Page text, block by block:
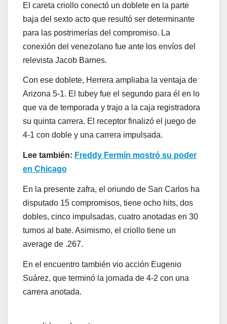
El careta criollo conectó un doblete en la parte
baja del sexto acto que resultó ser determinante
para las postrimerías del compromiso. La
conexión del venezolano fue ante los envíos del
relevista Jacob Barnes.
Con ese doblete, Herrera ampliaba la ventaja de
Arizona 5-1. El tubey fue el segundo para él en lo
que va de temporada y trajo a la caja registradora
su quinta carrera. El receptor finalizó el juego de
4-1 con doble y una carrera impulsada.
Lee también: Freddy Fermín mostró su poder
en Chicago
En la presente zafra, el oriundo de San Carlos ha
disputado 15 compromisos, tiene ocho hits, dos
dobles, cinco impulsadas, cuatro anotadas en 30
turnos al bate. Asimismo, el criollo tiene un
average de .267.
En el encuentro también vio acción Eugenio
Suárez, que terminó la jornada de 4-2 con una
carrera anotada.